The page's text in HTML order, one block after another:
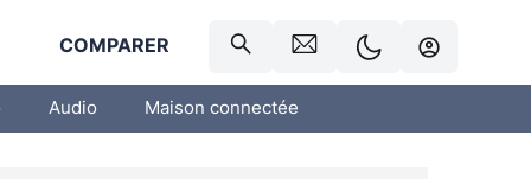
COMPARER
Audio Maison connectée